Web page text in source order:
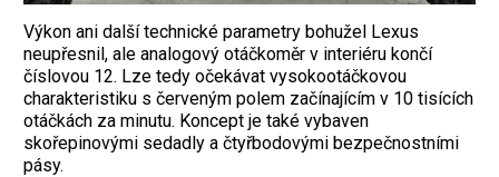
Výkon ani další technické parametry bohužel Lexus
neupřesnil, ale analogový otáčkoměr v interiéru končí
číslovou 12. Lze tedy očekávat vysokootáčkovou
charakteristiku s červeným polem začínajícím v 10 tisících
otáčkách za minutu. Koncept je také vybaven
skořepinovými sedadly a čtyřbodovými bezpečnostními
pásy.